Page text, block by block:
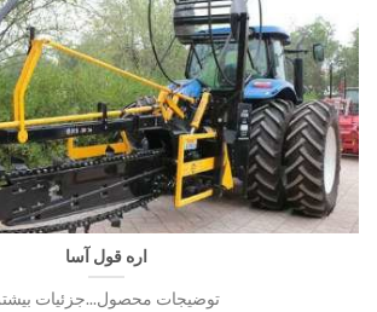
اره قول آسا
توضیجات محصول...جزئیات